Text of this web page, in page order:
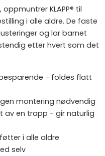
KLAPP® til
i alle aldre. De faste
og lar barnet
etter hvert som det
- foldes flatt
montering nødvendig
av en trapp - gir naturlig
i alle aldre
selv